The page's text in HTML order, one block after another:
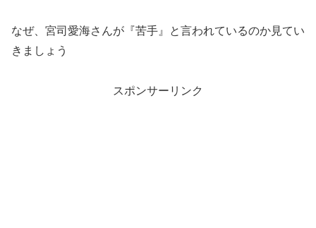
なぜ、宮司愛海さんが『苦手』と言われているのか見てい
きましょう
スポンサーリンク